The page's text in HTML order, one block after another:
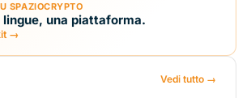
SPAZIOCRYPTO
lingue, una piattaforma.
→
Vedi tutto →